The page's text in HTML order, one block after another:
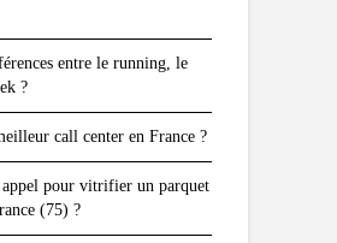
entre le running, le
?
call center en France ?
pour vitrifier un parquet
(75) ?